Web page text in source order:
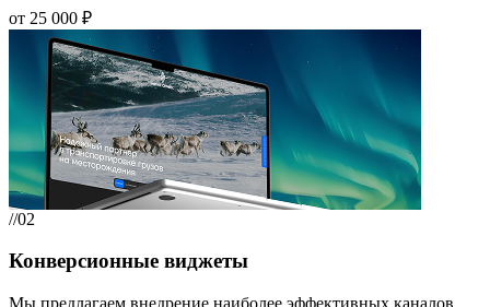
от 25 000 ₽
//02
Конверсионные виджеты